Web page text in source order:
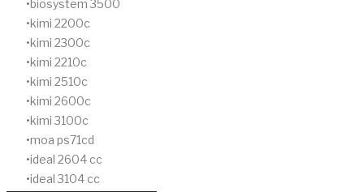
biosystem 3500
kimi 2200c
kimi 2300c
kimi 2210c
kimi 2510c
kimi 2600c
kimi 3100c
moa ps71cd
ideal 2604 cc
ideal 3104 cc